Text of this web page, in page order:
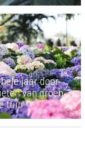
jaar door
van groen
tuin!